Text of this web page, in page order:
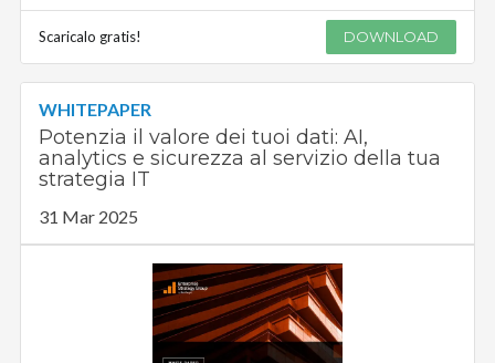
Scaricalo gratis! DOWNLOAD
WHITEPAPER
Potenzia il valore dei tuoi dati: AI,
analytics e sicurezza al servizio della tua
strategia IT
31 Mar 2025